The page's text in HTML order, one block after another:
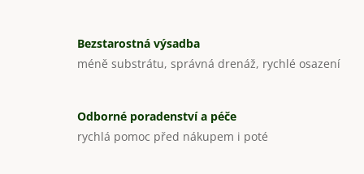
Bezstarostná výsadba
méně substrátu, správná drenáž, rychlé osazení
Odborné poradenství a péče
rychlá pomoc před nákupem i poté